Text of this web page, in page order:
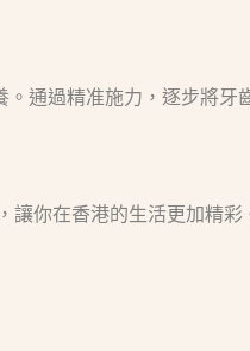
通過精准施力，逐步將牙
讓你在香港的生活更加精彩